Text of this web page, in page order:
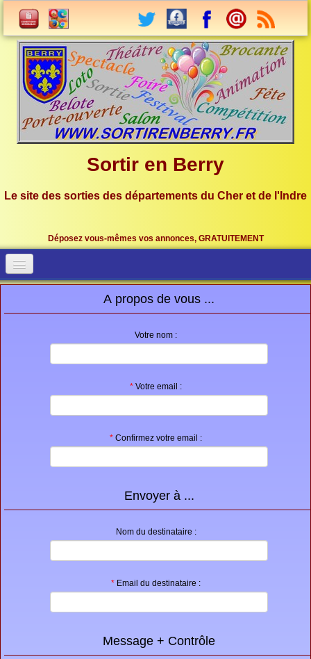
Sortir en Berry
Le site des sorties des départements du Cher et de l'Indre
Déposez vous-mêmes vos annonces, GRATUITEMENT
Proposer une annonce
Partenaires
A propos de vous ...
Votre nom :
* Votre email :
* Confirmez votre email :
Envoyer à ...
Nom du destinataire :
* Email du destinataire :
Message + Contrôle